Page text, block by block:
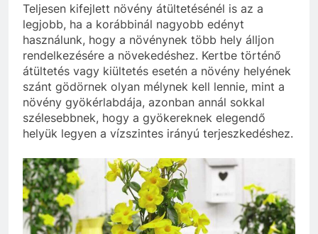
Teljesen kifejlett növény átültetésénél is az a
legjobb, ha a korábbinál nagyobb edényt
használunk, hogy a növénynek több hely álljon
rendelkezésére a növekedéshez. Kertbe történő
átültetés vagy kiültetés esetén a növény helyének
szánt gödörnek olyan mélynek kell lennie, mint a
növény gyökérlabdája, azonban annál sokkal
szélesebbnek, hogy a gyökereknek elegendő
helyük legyen a vízszintes irányú terjeszkedéshez.